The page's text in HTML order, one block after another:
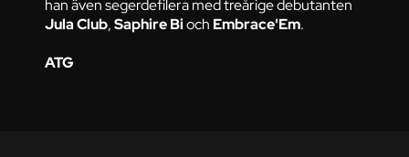
han även segerdefilera med treårige debutanten
Jula Club,Saphire Bioch Embrace'Em.
ATG